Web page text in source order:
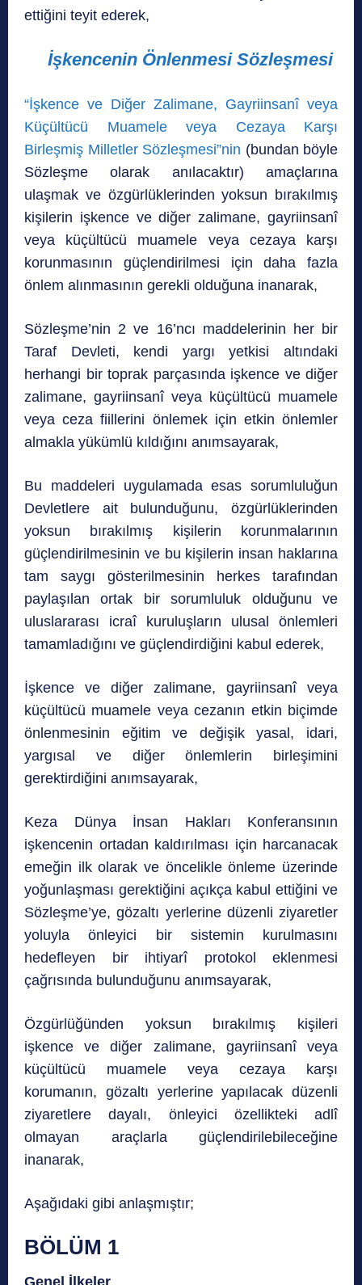
ettiğini teyit ederek,
İşkencenin Önlenmesi Sözleşmesi
“İşkence ve Diğer Zalimane, Gayriinsanî veya
Küçültücü Muamele veya Cezaya Karşı
Birleşmiş Milletler Sözleşmesi”nin (bundan böyle
Sözleşme olarak anılacaktır) amaçlarına
ulaşmak ve özgürlüklerinden yoksun bırakılmış
kişilerin işkence ve diğer zalimane, gayriinsanî
veya küçültücü muamele veya cezaya karşı
korunmasının güçlendirilmesi için daha fazla
önlem alınmasının gerekli olduğuna inanarak,
Sözleşme’nin 2 ve 16’ncı maddelerinin her bir
Taraf Devleti, kendi yargı yetkisi altındaki
herhangi bir toprak parçasında işkence ve diğer
zalimane, gayriinsanî veya küçültücü muamele
veya ceza fiillerini önlemek için etkin önlemler
almakla yükümlü kıldığını anımsayarak,
Bu maddeleri uygulamada esas sorumluluğun
Devletlere ait bulunduğunu, özgürlüklerinden
yoksun bırakılmış kişilerin korunmalarının
güçlendirilmesinin ve bu kişilerin insan haklarına
tam saygı gösterilmesinin herkes tarafından
paylaşılan ortak bir sorumluluk olduğunu ve
uluslararası icraî kuruluşların ulusal önlemleri
tamamladığını ve güçlendirdiğini kabul ederek,
İşkence ve diğer zalimane, gayriinsanî veya
küçültücü muamele veya cezanın etkin biçimde
önlenmesinin eğitim ve değişik yasal, idari,
yargısal ve diğer önlemlerin birleşimini
gerektirdiğini anımsayarak,
Keza Dünya İnsan Hakları Konferansının
işkencenin ortadan kaldırılması için harcanacak
emeğin ilk olarak ve öncelikle önleme üzerinde
yoğunlaşması gerektiğini açıkça kabul ettiğini ve
Sözleşme’ye, gözaltı yerlerine düzenli ziyaretler
yoluyla önleyici bir sistemin kurulmasını
hedefleyen bir ihtiyarî protokol eklenmesi
çağrısında bulunduğunu anımsayarak,
Özgürlüğünden yoksun bırakılmış kişileri
işkence ve diğer zalimane, gayriinsanî veya
küçültücü muamele veya cezaya karşı
korumanın, gözaltı yerlerine yapılacak düzenli
ziyaretlere dayalı, önleyici özellikteki adlî
olmayan araçlarla güçlendirilebileceğine
inanarak,
Aşağıdaki gibi anlaşmıştır;
BÖLÜM 1
Genel İlkeler